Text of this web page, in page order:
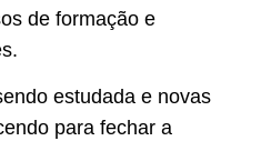
de formação e
estudada e novas
para fechar a